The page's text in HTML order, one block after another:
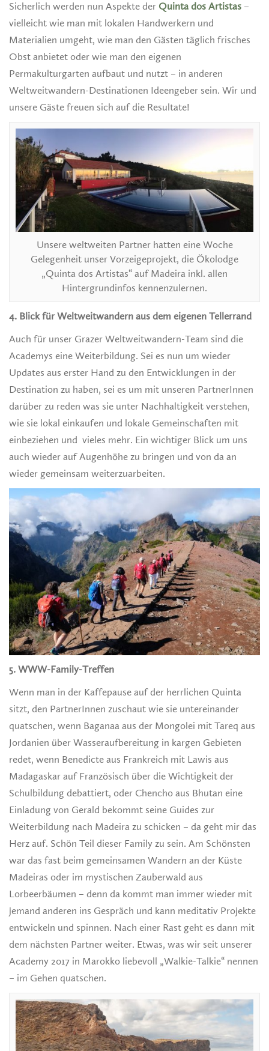
Sicherlich werden nun Aspekte der Quinta dos Artistas –
vielleicht wie man mit lokalen Handwerkern und
Materialien umgeht, wie man den Gästen täglich frisches
Obst anbietet oder wie man den eigenen
Permakulturgarten aufbaut und nutzt – in anderen
Weltweitwandern-Destinationen Ideengeber sein. Wir und
unsere Gäste freuen sich auf die Resultate!
Unsere weltweiten Partner hatten eine Woche
Gelegenheit unser Vorzeigeprojekt, die Ökolodge
„Quinta dos Artistas“ auf Madeira inkl. allen
Hintergrundinfos kennenzulernen.
4. Blick für Weltweitwandern aus dem eigenen Tellerrand
Auch für unser Grazer Weltweitwandern-Team sind die
Academys eine Weiterbildung. Sei es nun um wieder
Updates aus erster Hand zu den Entwicklungen in der
Destination zu haben, sei es um mit unseren PartnerInnen
darüber zu reden was sie unter Nachhaltigkeit verstehen,
wie sie lokal einkaufen und lokale Gemeinschaften mit
einbeziehen und vieles mehr. Ein wichtiger Blick um uns
auch wieder auf Augenhöhe zu bringen und von da an
wieder gemeinsam weiterzuarbeiten.
5. WWW-Family-Treffen
Wenn man in der Kaffepause auf der herrlichen Quinta
sitzt, den PartnerInnen zuschaut wie sie untereinander
quatschen, wenn Baganaa aus der Mongolei mit Tareq aus
Jordanien über Wasseraufbereitung in kargen Gebieten
redet, wenn Benedicte aus Frankreich mit Lawis aus
Madagaskar auf Französisch über die Wichtigkeit der
Schulbildung debattiert, oder Chencho aus Bhutan eine
Einladung von Gerald bekommt seine Guides zur
Weiterbildung nach Madeira zu schicken – da geht mir das
Herz auf. Schön Teil dieser Family zu sein. Am Schönsten
war das fast beim gemeinsamen Wandern an der Küste
Madeiras oder im mystischen Zauberwald aus
Lorbeerbäumen – denn da kommt man immer wieder mit
jemand anderen ins Gespräch und kann meditativ Projekte
entwickeln und spinnen. Nach einer Rast geht es dann mit
dem nächsten Partner weiter. Etwas, was wir seit unserer
Academy 2017 in Marokko liebevoll „Walkie-Talkie“ nennen
– im Gehen quatschen.